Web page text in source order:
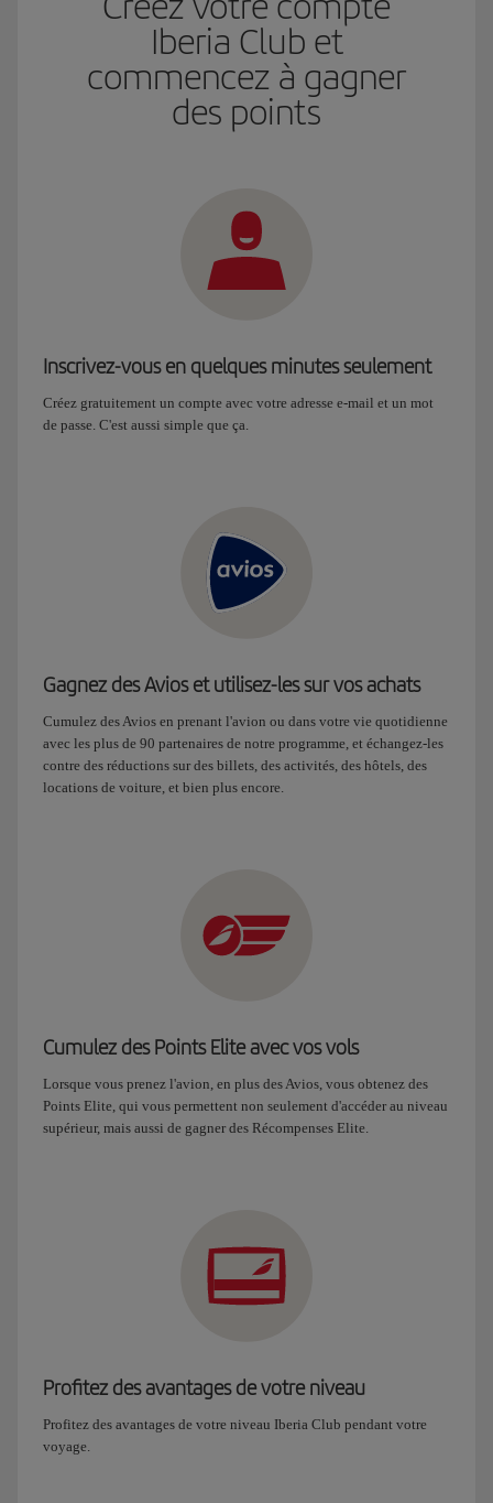
Iberia Club et
commencez à gagner
des points
Inscrivez-vous en quelques minutes seulement
Créez gratuitement un compte avec votre adresse e-mail et un mot
de passe. C'est aussi simple que ça.
Gagnez des Avios et utilisez-les sur vos achats
Cumulez des Avios en prenant l'avion ou dans votre vie quotidienne
avec les plus de 90 partenaires de notre programme, et échangez-les
contre des réductions sur des billets, des activités, des hôtels, des
locations de voiture, et bien plus encore.
Cumulez des Points Elite avec vos vols
Lorsque vous prenez l'avion, en plus des Avios, vous obtenez des
Points Elite, qui vous permettent non seulement d'accéder au niveau
supérieur, mais aussi de gagner des Récompenses Elite.
Profitez des avantages de votre niveau
Profitez des avantages de votre niveau Iberia Club pendant votre
voyage.